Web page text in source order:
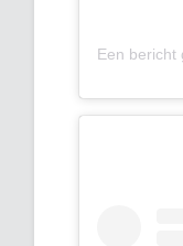
Een bericht